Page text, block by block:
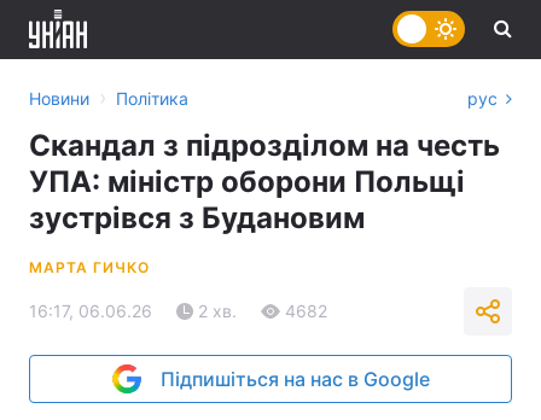
Новини › Політика рус
Скандал з підрозділом на честь
УПА: міністр оборони Польщі
зустрівся з Будановим
МАРТА ГИЧКО
16:17, 06.06.26 2 хв. 4682
Підпишіться на нас в Google